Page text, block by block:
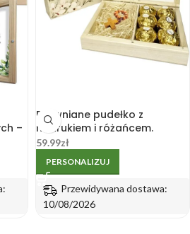
–
Drewniane pudełko z
nadrukiem i różańcem.
Prezent dla Chrzestnych
Chrzest
59.99zł
PERSONALIZUJ
Przewidywana dostawa:
10/08/2026